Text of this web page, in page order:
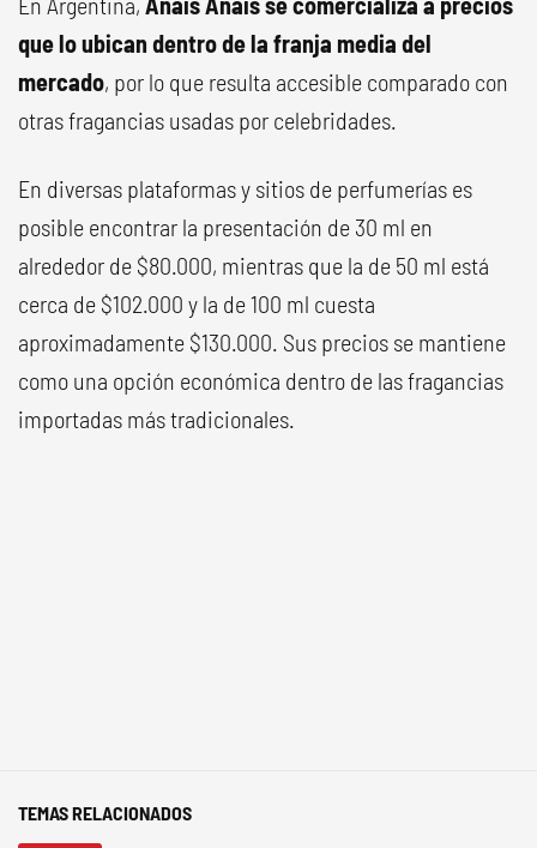
que lo ubican dentro de la franja media del
mercado, por lo que resulta accesible comparado con
otras fragancias usadas por celebridades.
En diversas plataformas y sitios de perfumerías es
posible encontrar la presentación de 30 ml en
alrededor de $80.000, mientras que la de 50 ml está
cerca de $102.000 y la de 100 ml cuesta
aproximadamente $130.000. Sus precios se mantiene
como una opción económica dentro de las fragancias
importadas más tradicionales.
TEMAS RELACIONADOS